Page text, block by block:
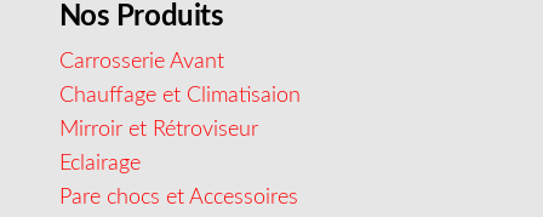
Nos Produits
Carrosserie Avant
Chauffage et Climatisaion
Mirroir et Rétroviseur
Eclairage
Pare chocs et Accessoires